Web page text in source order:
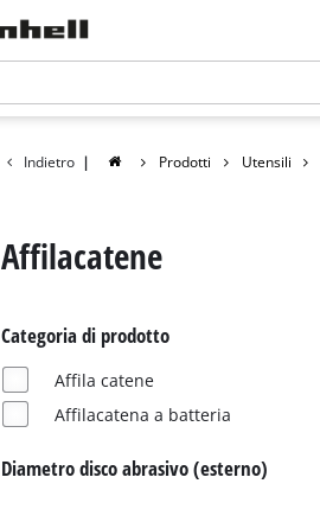
Indietro | Prodotti Utensili
Affilacatene
Categoria di prodotto
Affila catene
Affilacatena a batteria
Diametro disco abrasivo (esterno)